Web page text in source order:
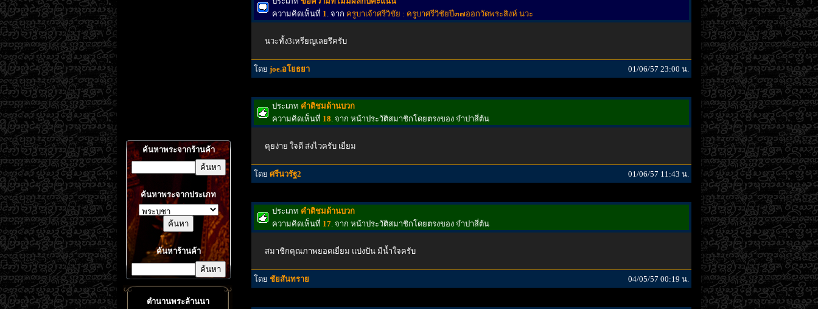
ค้นหาพระจากร้านค้า
ค้นหาพระจากประเภท
ค้นหาร้านค้า
ตำนานพระล้านนา
ความคิดเห็นที่ 1. จาก ครูบาเจ้าศรีวิชัย : ครูบาศรีวิชัยปี๓๗ออกวัดพระสิงห์ นวะ
นวะทั้ง3เหรียญเลยรึครับ
โดย joe.อโยธยา 01/06/57 23:00 น.
ประเภท คำติชมด้านบวก
ความคิดเห็นที่ 18. จาก หน้าประวัติสมาชิกโดยตรงของ จำปาสี่ต้น
คุยง่าย ใจดี ส่งไวครับ เยี่ยม
โดย ศรีนวรัฐ2 01/06/57 11:43 น.
ประเภท คำติชมด้านบวก
ความคิดเห็นที่ 17. จาก หน้าประวัติสมาชิกโดยตรงของ จำปาสี่ต้น
สมาชิกคุณภาพยอดเยี่ยม แบ่งปัน มีน้ำใจครับ
โดย ชัยสันทราย 04/05/57 00:19 น.